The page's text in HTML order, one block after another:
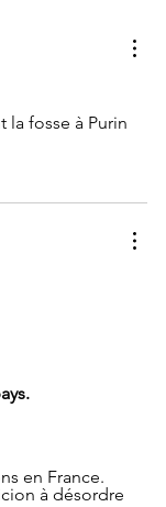
la fosse à Purin
en France.
à désordre